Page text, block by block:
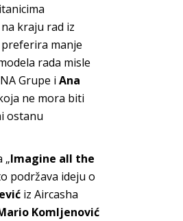
kraju rad iz
manje
rada misle
Grupe i Ana
ne mora biti
ostanu
„Imagine all the
podržava ideju o
iz Aircasha
Komljenović